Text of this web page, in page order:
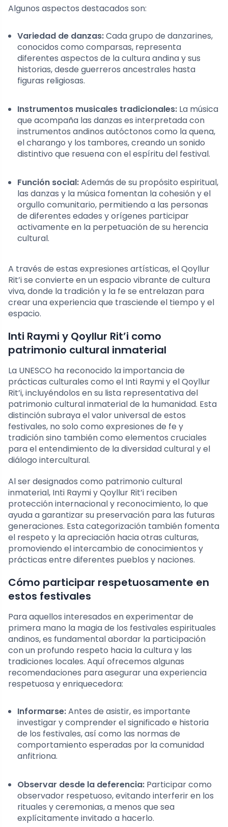
Algunos aspectos destacados son:
Variedad de danzas:Cada grupo de danzarines,
conocidos como comparsas, representa
diferentes aspectos de la cultura andina y sus
historias, desde guerreros ancestrales hasta
figuras religiosas.
Instrumentos musicales tradicionales: La música
que acompaña las danzas es interpretada con
instrumentos andinos autóctonos como la quena,
el charango y los tambores, creando un sonido
distintivo que resuena con el espíritu del festival.
Función social:Además de su propósito espiritual,
las danzas y la música fomentan la cohesión y el
orgullo comunitario, permitiendo a las personas
de diferentes edades y orígenes participar
activamente en la perpetuación de su herencia
cultural.
A través de estas expresiones artísticas, el Qoyllur
Rit’i se convierte en un espacio vibrante de cultura
viva, donde la tradición y la fe se entrelazan para
crear una experiencia que trasciende el tiempo y el
espacio.
Inti Raymi y Qoyllur Rit’i como
patrimonio cultural inmaterial
La UNESCO ha reconocido la importancia de
prácticas culturales como el Inti Raymi y el Qoyllur
Rit’i, incluyéndolos en su lista representativa del
patrimonio cultural inmaterial de la humanidad. Esta
distinción subraya el valor universal de estos
festivales, no solo como expresiones de fe y
tradición sino también como elementos cruciales
para el entendimiento de la diversidad cultural y el
diálogo intercultural.
Al ser designados como patrimonio cultural
inmaterial, Inti Raymi y Qoyllur Rit’i reciben
protección internacional y reconocimiento, lo que
ayuda a garantizar su preservación para las futuras
generaciones. Esta categorización también fomenta
el respeto y la apreciación hacia otras culturas,
promoviendo el intercambio de conocimientos y
prácticas entre diferentes pueblos y naciones.
Cómo participar respetuosamente en
estos festivales
Para aquellos interesados en experimentar de
primera mano la magia de los festivales espirituales
andinos, es fundamental abordar la participación
con un profundo respeto hacia la cultura y las
tradiciones locales. Aquí ofrecemos algunas
recomendaciones para asegurar una experiencia
respetuosa y enriquecedora:
Informarse:Antes de asistir, es importante
investigar y comprender el significado e historia
de los festivales, así como las normas de
comportamiento esperadas por la comunidad
anfitriona.
Observar desde la deferencia: Participar como
observador respetuoso, evitando interferir en los
rituales y ceremonias, a menos que sea
explícitamente invitado a hacerlo.